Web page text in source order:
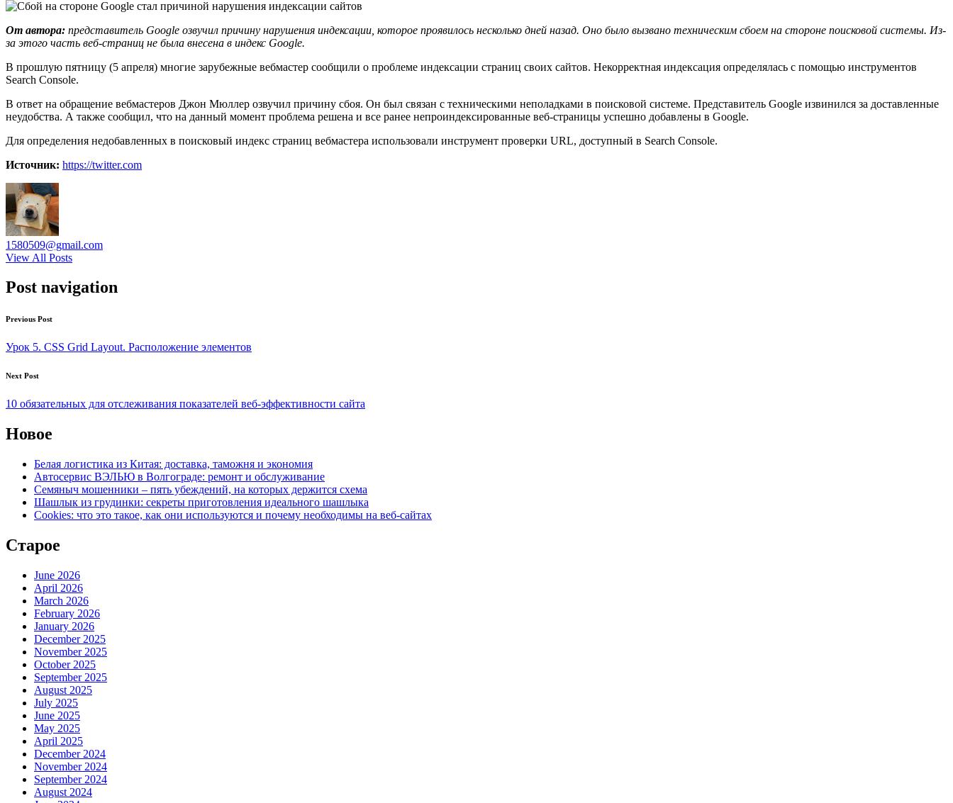
От автора: представитель Google озвучил причину нарушения индексации, которое проявилось несколько дней назад. Оно было вызвано техническим сбоем на стороне поисковой системы. Из-
за этого часть веб-страниц не была внесена в индекс Google.
В прошлую пятницу (5 апреля) многие зарубежные вебмастер сообщили о проблеме индексации страниц своих сайтов. Некорректная индексация определялась с помощью инструментов
Search Console.
В ответ на обращение вебмастеров Джон Мюллер озвучил причину сбоя. Он был связан с техническими неполадками в поисковой системе. Представитель Google извинился за доставленные
неудобства. А также сообщил, что на данный момент проблема решена и все ранее непроиндексированные веб-страницы успешно добавлены в Google.
Для определения недобавленных в поисковый индекс страниц вебмастера использовали инструмент проверки URL, доступный в Search Console.
Источник: https://twitter.com
1580509@gmail.com
View All Posts
Post navigation
Previous Post
Урок 5. CSS Grid Layout. Расположение элементов
Next Post
10 обязательных для отслеживания показателей веб-эффективности сайта
Новое
Белая логистика из Китая: доставка, таможня и экономия
Автосервис ВЭЛЬЮ в Волгограде: ремонт и обслуживание
Семяныч мошенники – пять убеждений, на которых держится схема
Шашлык из грудинки: секреты приготовления идеального шашлыка
Cookies: что это такое, как они используются и почему необходимы на веб-сайтах
Старое
June 2026
April 2026
March 2026
February 2026
January 2026
December 2025
November 2025
October 2025
September 2025
August 2025
July 2025
June 2025
May 2025
April 2025
December 2024
November 2024
September 2024
August 2024